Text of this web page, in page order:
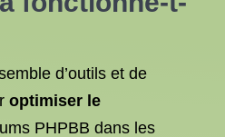
d’outils et de
optimiser le
PHPBB dans les